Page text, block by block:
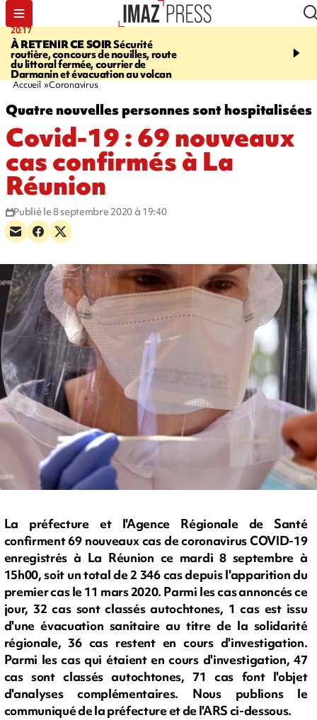
20:17
À RETENIR CE SOIRSécurité
routière, concours de nouilles, route
du littoral fermée, courrier de
Darmanin et évacuation au volcan
08:26
rencontre d'un géant
Accueil Coronavirus
Quatre nouvelles personnes sont hospitalisées
Covid-19 : 69 nouveaux
cas confirmés à La
Réunion
Publié le 8 septembre 2020 à 19:40
La préfecture et l'Agence Régionale de Santé
confirment 69 nouveaux cas de coronavirus COVID-19
enregistrés à La Réunion ce mardi 8 septembre à
15h00, soit un total de 2 346 cas depuis l'apparition du
premier cas le 11 mars 2020. Parmi les cas annoncés ce
jour, 32 cas sont classés autochtones, 1 cas est issu
d'une évacuation sanitaire au titre de la solidarité
régionale, 36 cas restent en cours d'investigation.
Parmi les cas qui étaient en cours d'investigation, 47
cas sont classés autochtones, 71 cas font l'objet
d'analyses complémentaires. Nous publions le
communiqué de la préfecture et de l'ARS ci-dessous.